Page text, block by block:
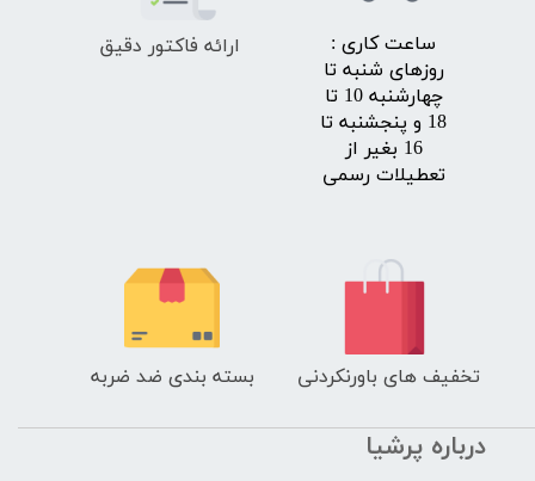
​ساعت کاری :
روزهای شنبه تا
چهارشنبه 10 تا
18 و پنجشنبه تا
16 بغیر از
تعطیلات رسمی
تخفیف های باورنکردنی بسته بندی ضد ضربه
ارائه فاکتور دقیق
درباره پرشیا